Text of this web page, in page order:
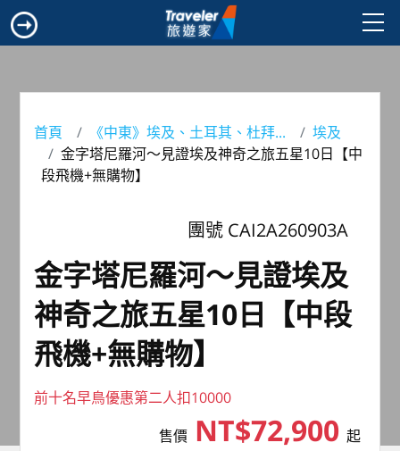
首頁 《中東》埃及、土耳其、杜拜...
埃及
金字塔尼羅河～見證埃及神奇之旅五星10日【中
段飛機+無購物】
團號 CAI2A260903A
金字塔尼羅河～見證埃及
神奇之旅五星10日【中段
飛機+無購物】
前十名早鳥優惠第二人扣10000
售價NT$72,900 起